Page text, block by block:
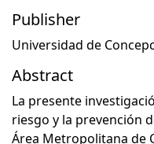
Publisher
Universidad de
Abstract
La presente
riesgo y la prevención
Área Metropolitana de